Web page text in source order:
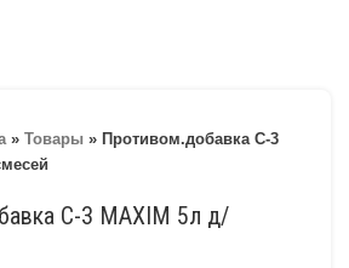
» Товары » Противом.добавка С-3
С-3 MAXIM 5л д/